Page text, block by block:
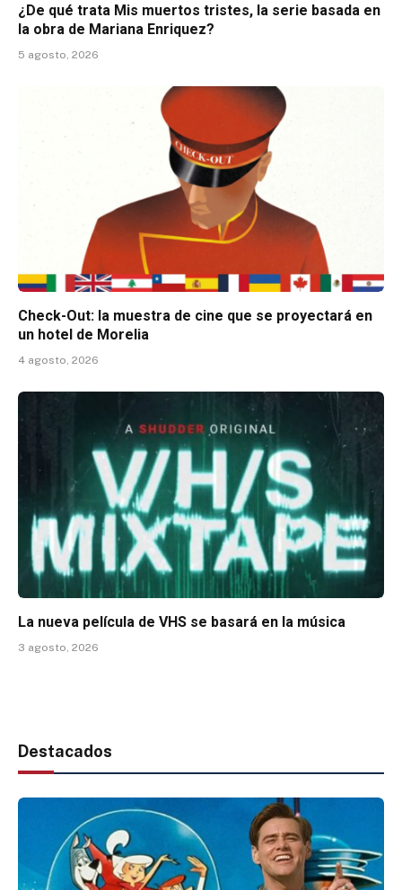
¿De qué trata Mis muertos tristes, la serie basada en
la obra de Mariana Enriquez?
5 agosto, 2026
Check-Out: la muestra de cine que se proyectará en
un hotel de Morelia
4 agosto, 2026
La nueva película de VHS se basará en la música
3 agosto, 2026
Destacados